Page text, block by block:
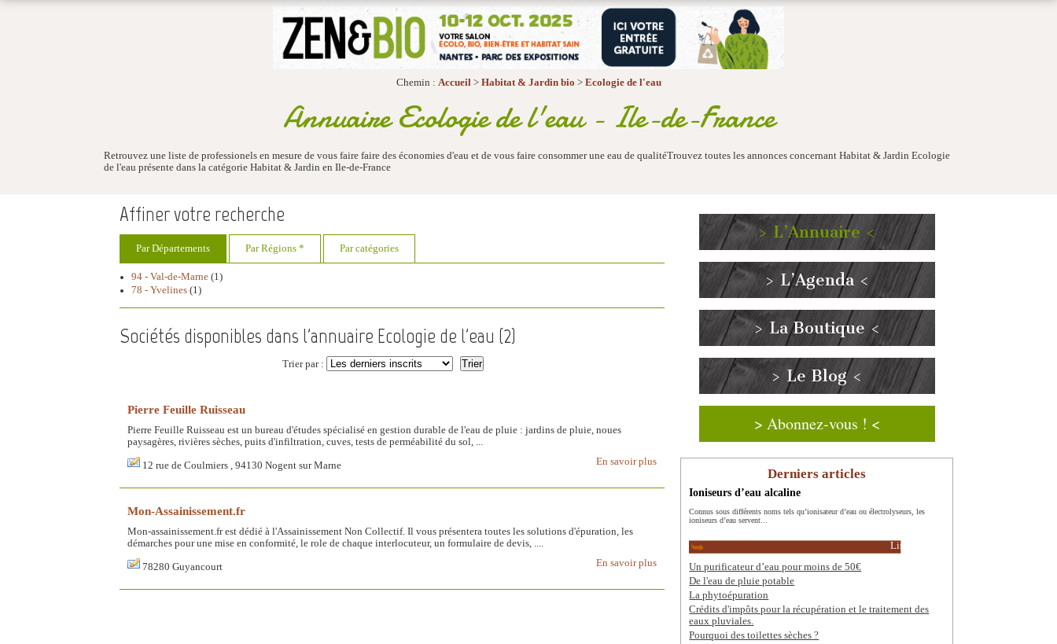
Chemin : Accueil> Habitat & Jardin bio > Ecologie de l'eau
Annuaire Ecologie de l'eau - Ile-de-France
Retrouvez une liste de professionels en mesure de vous faire faire des économies d'eau et de vous faire consommer une eau de qualitéTrouvez toutes les annonces concernant Habitat & Jardin Ecologie
de l'eau présente dans la catégorie Habitat & Jardin en Ile-de-France
Affiner votre recherche
Par Départements Par Régions * Par catégories
94 - Val-de-Marne (1)
78 - Yvelines (1)
Sociétés disponibles dans l'annuaire Ecologie de l'eau (2)
Trier par :
Pierre Feuille Ruisseau
Pierre Feuille Ruisseau est un bureau d'études spécialisé en gestion durable de l'eau de pluie : jardins de pluie, noues
paysagères, rivières sèches, puits d'infiltration, cuves, tests de perméabilité du sol, ...
En savoir plus
12 rue de Coulmiers , 94130 Nogent sur Marne
Mon-Assainissement.fr
Mon-assainissement.fr est dédié à l'Assainissement Non Collectif. Il vous présentera toutes les solutions d'épuration, les
démarches pour une mise en conformité, le role de chaque interlocuteur, un formulaire de devis, ....
En savoir plus
78280 Guyancourt
> L’Annuaire <
> L’Agenda <
> La Boutique <
> Le Blog <
> Abonnez-vous ! <
Derniers articles
Ioniseurs d’eau alcaline
Connus sous différents noms tels qu’ionisateur d’eau ou électrolyseurs, les
ioniseurs d’eau servent...
Lire la suite
Un purificateur d’eau pour moins de 50€
De l'eau de pluie potable
La phytoépuration
Crédits d'impôts pour la récupération et le traitement des
eaux pluviales.
Pourquoi des toilettes sèches ?